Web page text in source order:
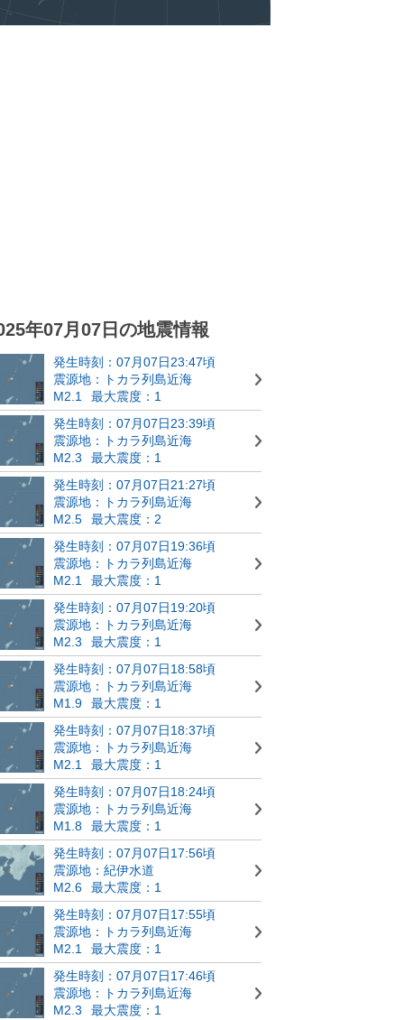
年07月07日の地震情報
発生時刻：07月07日23:47頃
震源地：トカラ列島近海
M2.1
最大震度：1
発生時刻：07月07日23:39頃
震源地：トカラ列島近海
M2.3
最大震度：1
発生時刻：07月07日21:27頃
震源地：トカラ列島近海
M2.5
最大震度：2
発生時刻：07月07日19:36頃
震源地：トカラ列島近海
M2.1
最大震度：1
発生時刻：07月07日19:20頃
震源地：トカラ列島近海
M2.3
最大震度：1
発生時刻：07月07日18:58頃
震源地：トカラ列島近海
M1.9
最大震度：1
発生時刻：07月07日18:37頃
震源地：トカラ列島近海
M2.1
最大震度：1
発生時刻：07月07日18:24頃
震源地：トカラ列島近海
M1.8
最大震度：1
発生時刻：07月07日17:56頃
震源地：紀伊水道
M2.6
最大震度：1
発生時刻：07月07日17:55頃
震源地：トカラ列島近海
M2.1
最大震度：1
発生時刻：07月07日17:46頃
震源地：トカラ列島近海
M2.3
最大震度：1